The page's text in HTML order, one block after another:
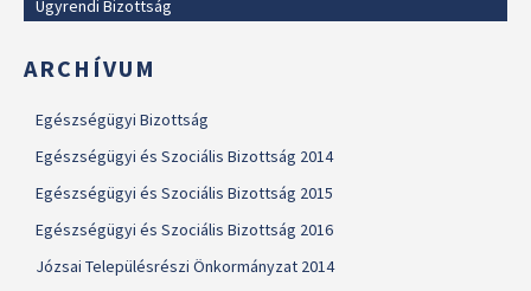
Ügyrendi Bizottság
ARCHÍVUM
Egészségügyi Bizottság
Egészségügyi és Szociális Bizottság 2014
Egészségügyi és Szociális Bizottság 2015
Egészségügyi és Szociális Bizottság 2016
Józsai Településrészi Önkormányzat 2014